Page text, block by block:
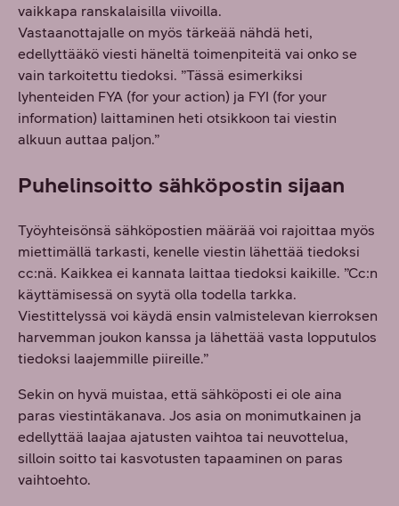
vaikkapa ranskalaisilla viivoilla.
Vastaanottajalle on myös tärkeää nähdä heti,
edellyttääkö viesti häneltä toimenpiteitä vai onko se
vain tarkoitettu tiedoksi. ”Tässä esimerkiksi
lyhenteiden FYA (for your action) ja FYI (for your
information) laittaminen heti otsikkoon tai viestin
alkuun auttaa paljon.”
Puhelinsoitto sähköpostin sijaan
Työyhteisönsä sähköpostien määrää voi rajoittaa myös
miettimällä tarkasti, kenelle viestin lähettää tiedoksi
cc:nä. Kaikkea ei kannata laittaa tiedoksi kaikille. ”Cc:n
käyttämisessä on syytä olla todella tarkka.
Viestittelyssä voi käydä ensin valmistelevan kierroksen
harvemman joukon kanssa ja lähettää vasta lopputulos
tiedoksi laajemmille piireille.”
Sekin on hyvä muistaa, että sähköposti ei ole aina
paras viestintäkanava. Jos asia on monimutkainen ja
edellyttää laajaa ajatusten vaihtoa tai neuvottelua,
silloin soitto tai kasvotusten tapaaminen on paras
vaihtoehto.